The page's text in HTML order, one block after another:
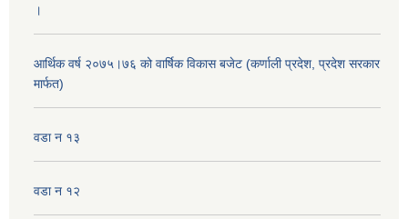
।
आर्थिक वर्ष २०७५।७६ को वार्षिक विकास बजेट (कर्णाली प्रदेश, प्रदेश सरकार
मार्फत)
वडा न १३
वडा न १२